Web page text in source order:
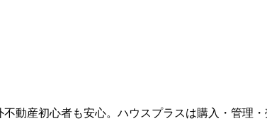
動産初心者も安心。ハウスプラスは購入・管理